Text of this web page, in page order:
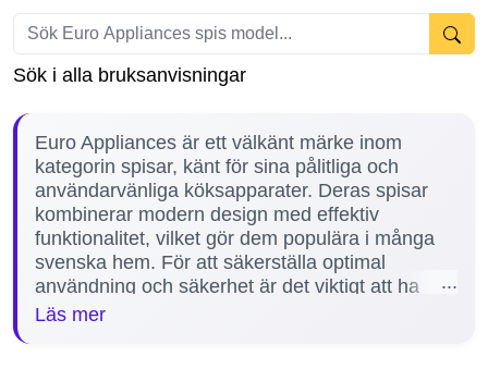
Sök i alla bruksanvisningar
Euro Appliances är ett välkänt märke inom
kategorin spisar, känt för sina pålitliga och
användarvänliga köksapparater. Deras spisar
kombinerar modern design med effektiv
funktionalitet, vilket gör dem populära i många
svenska hem. För att säkerställa optimal
användning och säkerhet är det viktigt att ha
tillgång till rätt manualer. Manualerna ger tydliga
Läs mer